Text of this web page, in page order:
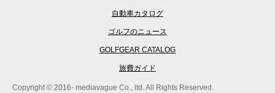
自動車カタログ
ゴルフのニュース
GOLFGEAR CATALOG
旅費ガイド
Copyright © 2016- mediavague Co., ltd. All Rights Reserved.